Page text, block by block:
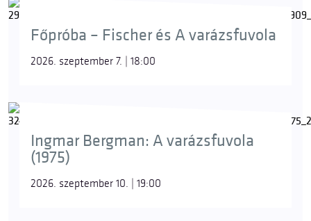
Főpróba – Fischer és A varázsfuvola
2026. szeptember 7. | 18:00
Ingmar Bergman: A varázsfuvola
(1975)
2026. szeptember 10. | 19:00